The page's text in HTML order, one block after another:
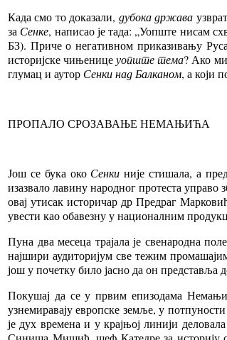
Када смо то доказали, дубока држава
за Сенке, написао је тада: „Уопште нисам
БЗ). Приче о негативном приказивању
историјске чињеницеуопште тема? Ако
глумац и аутор Сенки над Балканом, а који
ПРОПАЛО СРОЗАВАЊЕ НЕМАЊИЋА
Још се бука око Сенки није стишала, а
изазвало лавину народног протеста
овај утисак историчар др Предраг
увести као обавезну у националним
Пуна два месеца трајала је свенародна
најшири аудиторијум све тежим
још у почетку било јасно да он представља
Покушај да се у првим епизодама
узнемиравају европске земље, у
је дух времена и у крајњој линији